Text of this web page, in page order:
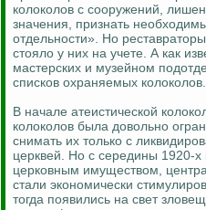
колоколов с сооружений,
значения, признать
отдельности». Но
стояло у них на учете. А как
мастерских и музейном
списков охраняемых колоколов.
В начале атеистической
колоколов была довольно
снимать их только с
церквей. Но с середины 1920-х
церковным имуществом,
стали экономически
тогда появились на свет